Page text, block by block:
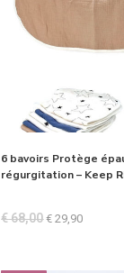
6 bavoirs Protège
régurgitation – Keep
€68,00 € 29,90